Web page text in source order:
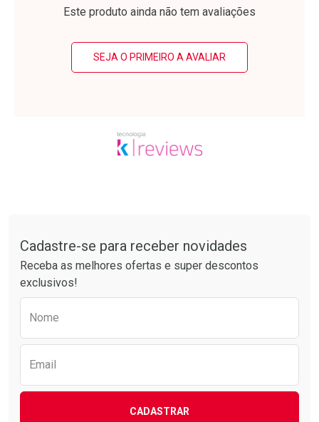
Por R$ 63,99/cada
Por Menos
Por R$ 55,99/cada
Por Menos
Este produto ainda não tem avaliações
SEJA O PRIMEIRO A AVALIAR
Cadastre-se para receber novidades
Receba as melhores ofertas e super descontos
exclusivos!
Nome
Email
CADASTRAR